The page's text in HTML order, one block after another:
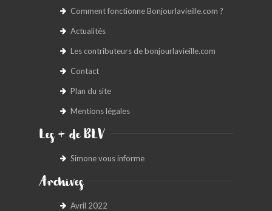
Comment fonctionne Bonjourlavieille.com ?
Actualités
Les contributeurs de bonjourlavieille.com
Contact
Plan du site
Mentions légales
Les + de BLV
Simone vous informe
Archives
Avril 2022